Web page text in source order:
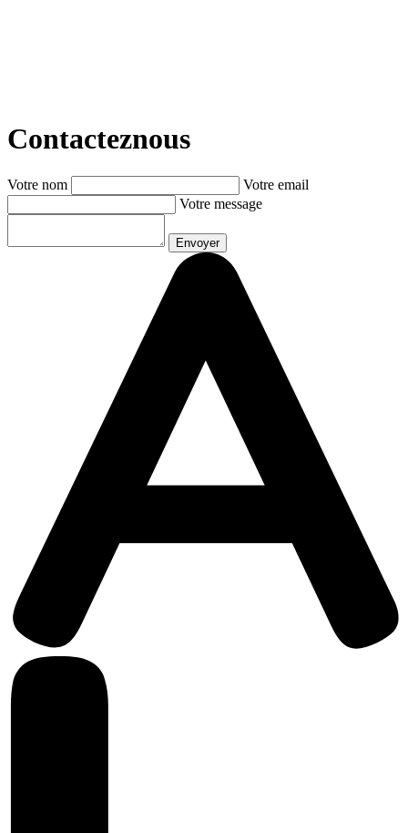
Contacteznous
Votre nom
Votre email
Votre message
Envoyer